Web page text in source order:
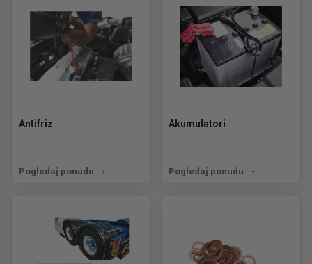
Antifriz
Pogledaj ponudu
Akumulatori
Pogledaj ponudu